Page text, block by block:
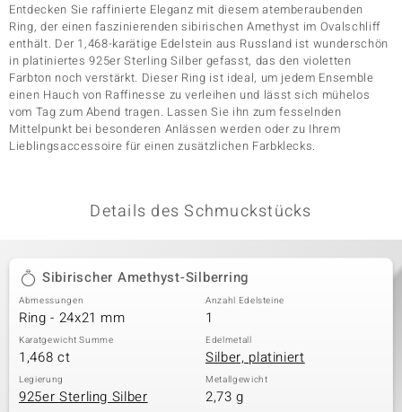
Entdecken Sie raffinierte Eleganz mit diesem atemberaubenden
Ring, der einen faszinierenden sibirischen Amethyst im Ovalschliff
enthält. Der 1,468-karätige Edelstein aus Russland ist wunderschön
in platiniertes 925er Sterling Silber gefasst, das den violetten
Farbton noch verstärkt. Dieser Ring ist ideal, um jedem Ensemble
einen Hauch von Raffinesse zu verleihen und lässt sich mühelos
vom Tag zum Abend tragen. Lassen Sie ihn zum fesselnden
Mittelpunkt bei besonderen Anlässen werden oder zu Ihrem
Lieblingsaccessoire für einen zusätzlichen Farbklecks.
Details des Schmuckstücks
Sibirischer Amethyst-Silberring
Abmessungen
Ring - 24x21 mm
Anzahl Edelsteine
1
Karatgewicht Summe
1,468 ct
Edelmetall
Silber, platiniert
Legierung
925er Sterling Silber
Metallgewicht
2,73 g